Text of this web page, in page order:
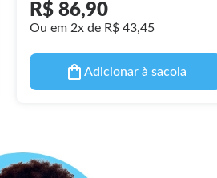
R$ 86,90
Ou em 2x de R$ 43,45
Adicionar à sacola